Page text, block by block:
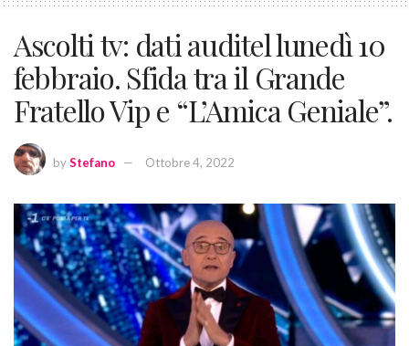
Ascolti tv: dati auditel lunedì 10
febbraio. Sfida tra il Grande
Fratello Vip e “L’Amica Geniale”.
byStefano Ottobre 4, 2022